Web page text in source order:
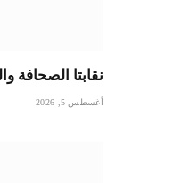
نقابتا
أغسطس 5, 2026